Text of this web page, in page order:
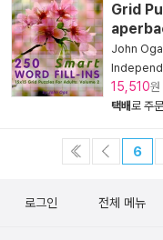
Grid
John Oga
15,510
택배로 주
6
로그인 전체 메뉴